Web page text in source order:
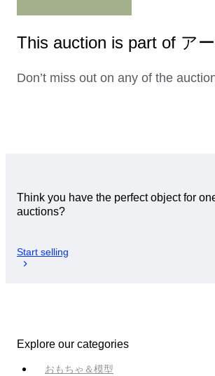
This auction is part of ア
Don’t miss out on any of the
Think you have the perfect object for
auctions?
Start selling
Explore our categories
おもちゃ＆模型